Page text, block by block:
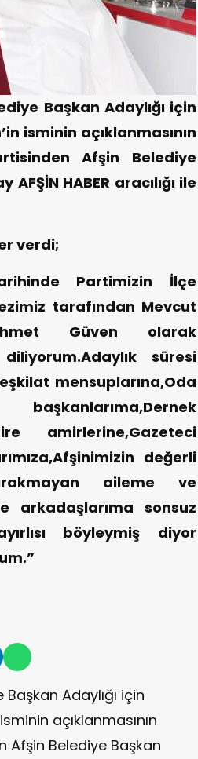
Başkan Adaylığı için
isminin açıklanmasının
Afşin Belediye
HABER aracılığı ile
verdi;
Partimizin İlçe
tarafından Mevcut
Güven olarak
diliyorum.Adaylık süresi
mensuplarına,Oda
amirlerine,Gazeteci
değerli
aileme ve
arkadaşlarıma sonsuz
böyleymiş diyor
Adaylığı için
açıklanmasının
Afşin Belediye Başkan